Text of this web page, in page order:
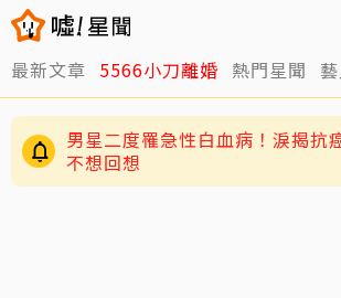
最新文章 5566小刀離婚 熱門星聞
男星二度罹急性白血病！淚揭抗
不想回想